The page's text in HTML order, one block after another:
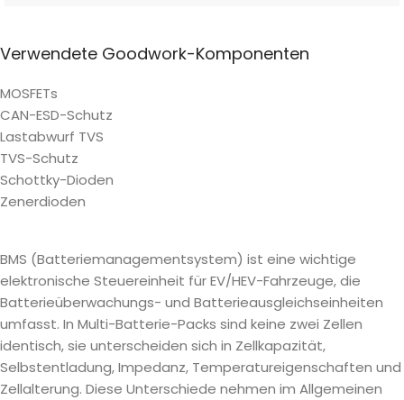
Verwendete Goodwork-Komponenten
MOSFETs
CAN-ESD-Schutz
Lastabwurf TVS
TVS-Schutz
Schottky-Dioden
Zenerdioden
BMS (Batteriemanagementsystem) ist eine wichtige
elektronische Steuereinheit für EV/HEV-Fahrzeuge, die
Batterieüberwachungs- und Batterieausgleichseinheiten
umfasst. In Multi-Batterie-Packs sind keine zwei Zellen
identisch, sie unterscheiden sich in Zellkapazität,
Selbstentladung, Impedanz, Temperatureigenschaften und
Zellalterung. Diese Unterschiede nehmen im Allgemeinen